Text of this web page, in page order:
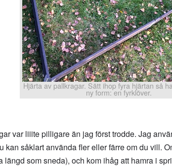
Hjärta av pallkragar. Sätt ihop fyra hjärtan så
ny form: en fyrklöver.
var liiite pilligare än jag först trodde. Jag
kan såklart använda fler eller färre om du vill.
som sneda), och kom ihåg att hamra i